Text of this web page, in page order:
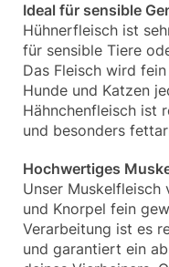
Ideal für sensible
Hühnerfleisch ist
für sensible Tiere
Das Fleisch wird
Hunde und Katzen
Hähnchenfleisch ist
und besonders
Hochwertiges
Unser Muskelfleisch
und Knorpel fein
Verarbeitung ist es
und garantiert ein